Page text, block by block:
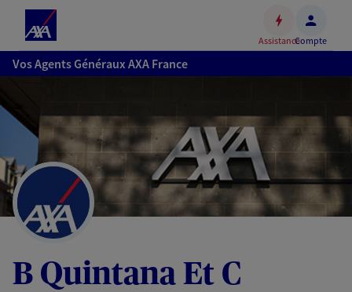
Accéder
au
Accéder
au
pied
de
page
AssistanceCompte
Vos Agents Généraux AXA France
B Quintana Et C